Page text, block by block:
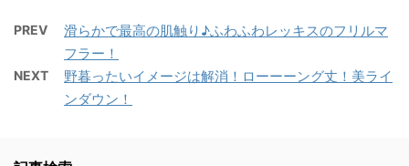
PREV
滑らかで最高の肌触り♪ふわふわレッキスのフリルマ
フラー！
NEXT
野暮ったいイメージは解消！ローーーング丈！美ライ
ンダウン！